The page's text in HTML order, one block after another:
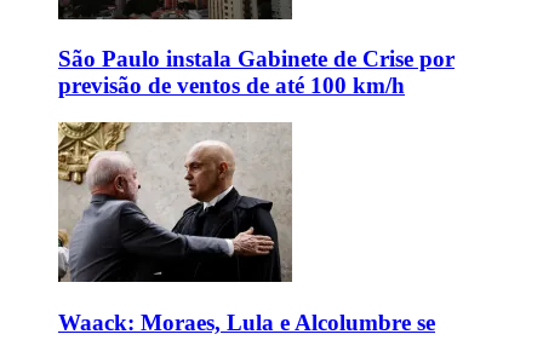
São Paulo instala Gabinete de Crise por
previsão de ventos de até 100 km/h
Waack: Moraes, Lula e Alcolumbre se